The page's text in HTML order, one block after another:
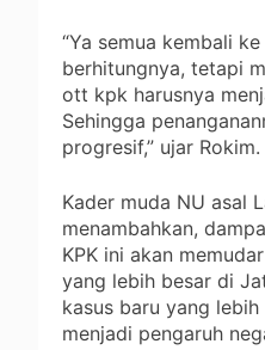
“Ya semua kembali
berhitungnya, tetapi
ott kpk harusnya
Sehingga
progresif,” ujar Rokim.
Kader muda NU asal
menambahkan,
KPK ini akan
yang lebih besar di
kasus baru yang
menjadi pengaruh